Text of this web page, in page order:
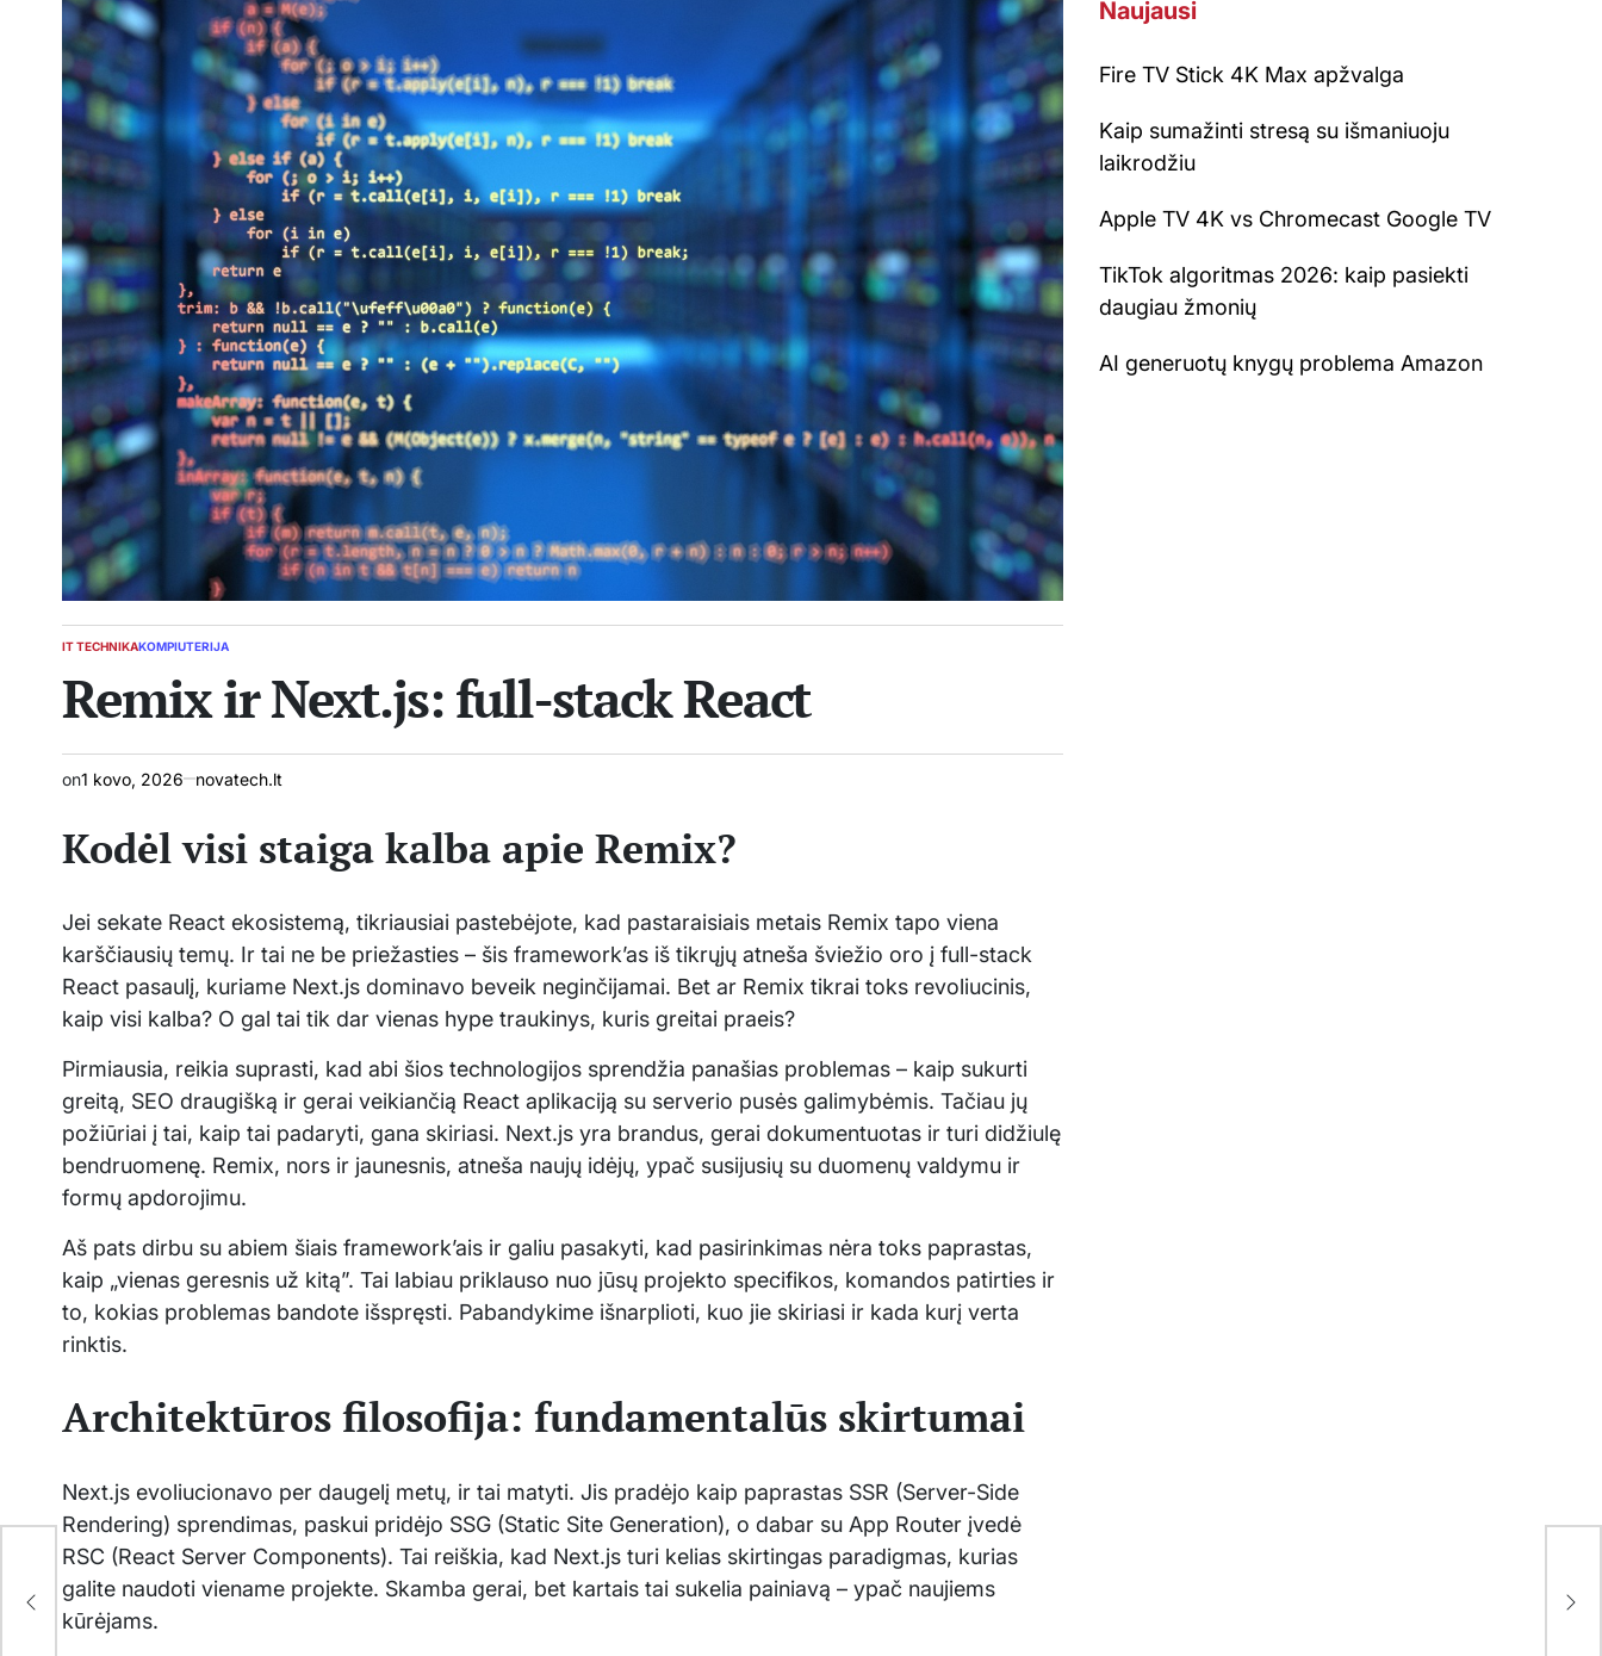
POSTED
IT TECHNIKAKOMPIUTERIJA
Remix ir Next.js: full-stack React
on1 kovo, 2026 novatech.lt
Kodėl visi staiga kalba apie Remix?
Jei sekate React ekosistemą, tikriausiai pastebėjote, kad pastaraisiais metais Remix tapo viena
karščiausių temų. Ir tai ne be priežasties – šis framework’as iš tikrųjų atneša šviežio oro į full-stack
React pasaulį, kuriame Next.js dominavo beveik neginčijamai. Bet ar Remix tikrai toks revoliucinis,
kaip visi kalba? O gal tai tik dar vienas hype traukinys, kuris greitai praeis?
Pirmiausia, reikia suprasti, kad abi šios technologijos sprendžia panašias problemas – kaip sukurti
greitą, SEO draugišką ir gerai veikiančią React aplikaciją su serverio pusės galimybėmis. Tačiau jų
požiūriai į tai, kaip tai padaryti, gana skiriasi. Next.js yra brandus, gerai dokumentuotas ir turi didžiulę
bendruomenę. Remix, nors ir jaunesnis, atneša naujų idėjų, ypač susijusių su duomenų valdymu ir
formų apdorojimu.
Aš pats dirbu su abiem šiais framework’ais ir galiu pasakyti, kad pasirinkimas nėra toks paprastas,
kaip „vienas geresnis už kitą”. Tai labiau priklauso nuo jūsų projekto specifikos, komandos patirties ir
to, kokias problemas bandote išspręsti. Pabandykime išnarplioti, kuo jie skiriasi ir kada kurį verta
rinktis.
Architektūros filosofija: fundamentalūs skirtumai
Next.js evoliucionavo per daugelį metų, ir tai matyti. Jis pradėjo kaip paprastas SSR (Server-Side
Rendering) sprendimas, paskui pridėjo SSG (Static Site Generation), o dabar su App Router įvedė
RSC (React Server Components). Tai reiškia, kad Next.js turi kelias skirtingas paradigmas, kurias
galite naudoti viename projekte. Skamba gerai, bet kartais tai sukelia painiavą – ypač naujiems
kūrėjams.
Naujausi
Fire TV Stick 4K Max apžvalga
Kaip sumažinti stresą su išmaniuoju
laikrodžiu
Apple TV 4K vs Chromecast Google TV
TikTok algoritmas 2026: kaip pasiekti
daugiau žmonių
AI generuotų knygų problema Amazon